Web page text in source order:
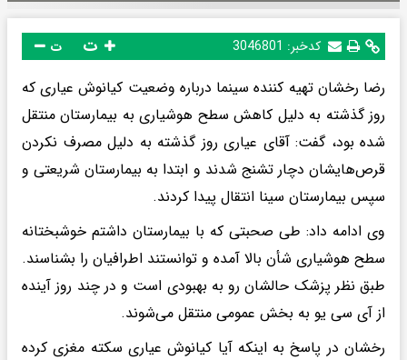
کدخبر: 3046801 ت
رضا رخشان تهیه کننده سینما درباره وضعیت کیانوش عیاری که
روز گذشته به دلیل کاهش سطح هوشیاری به بیمارستان منتقل
شده بود، گفت: آقای عیاری روز گذشته به دلیل مصرف نکردن
قرص‌هایشان دچار تشنج شدند و ابتدا به بیمارستان شریعتی و
سپس بیمارستان سینا انتقال پیدا کردند.
وی ادامه داد: طی صحبتی که با بیمارستان داشتم خوشبختانه
سطح هوشیاری شأن بالا آمده و توانستند اطرافیان را بشناسند.
طبق نظر پزشک حالشان رو به بهبودی است و در چند روز آینده
از آی سی یو به بخش عمومی منتقل می‌شوند.
رخشان در پاسخ به اینکه آیا کیانوش عیاری سکته مغزی کرده